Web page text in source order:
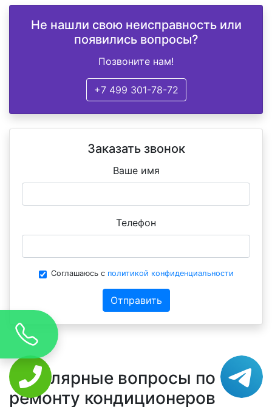
Не нашли свою неисправность или
появились вопросы?
Позвоните нам!
+7 499 301-78-72
Заказать звонок
Ваше имя
Телефон
Соглашаюсь с политикой конфиденциальности
Отправить
Популярные вопросы по
ремонту кондиционеров